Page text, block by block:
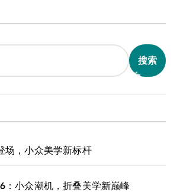
搜索
场，小众美学新标杆
：小众潮机，折叠美学新巅峰